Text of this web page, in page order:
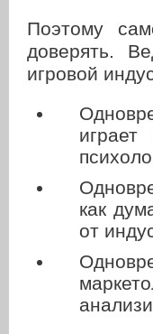
Поэтому
доверять.
игровой
как
от